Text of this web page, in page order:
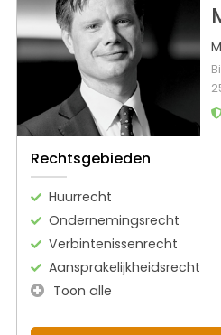
Rechtsgebieden
Huurrecht
Ondernemingsrecht
Verbintenissenrecht
Aansprakelijkheidsrecht
Toon alle